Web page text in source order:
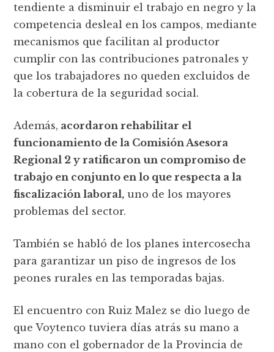
tendiente a disminuir el trabajo en negro y la
competencia desleal en los campos, mediante
mecanismos que facilitan al productor
cumplir con las contribuciones patronales y
que los trabajadores no queden excluidos de
la cobertura de la seguridad social.
Además, acordaron rehabilitar el
funcionamiento de la Comisión Asesora
Regional 2 y ratificaron un compromiso de
trabajo en conjunto en lo que respecta a la
fiscalización laboral, uno de los mayores
problemas del sector.
También se habló de los planes intercosecha
para garantizar un piso de ingresos de los
peones rurales en las temporadas bajas.
El encuentro con Ruiz Malez se dio luego de
que Voytenco tuviera días atrás su mano a
mano con el gobernador de la Provincia de